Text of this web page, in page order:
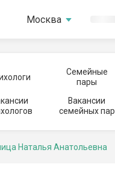
Москва
Семейные
пары
Вакансии
семейных пар
Наталья Анатольевна